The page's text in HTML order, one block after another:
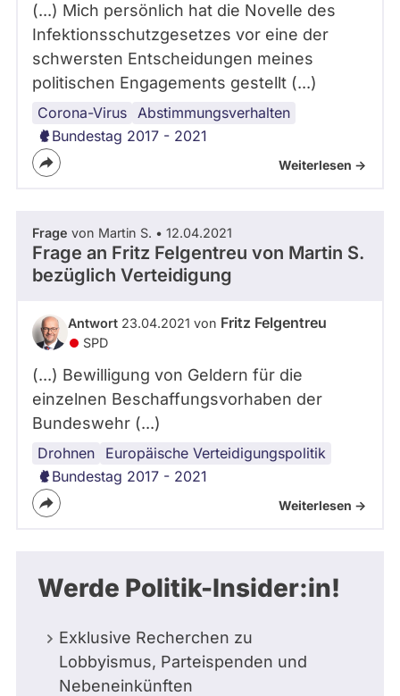
(...) Mich persönlich hat die Novelle des
Infektionsschutzgesetzes vor eine der
schwersten Entscheidungen meines
politischen Engagements gestellt (...)
Corona-Virus Abstimmungsverhalten
Infektionsschutz
Corona-
Maßnahmen
Gesundheitspolitik
Bundesländer
Demokratie
Bundestag 2017 - 2021
Weiterlesen ->
Frage von Martin S. • 12.04.2021
Frage an Fritz Felgentreu von Martin S.
bezüglich Verteidigung
Antwort 23.04.2021 von Fritz Felgentreu
SPD
(...) Bewilligung von Geldern für die
einzelnen Beschaffungsvorhaben der
Bundeswehr (...)
Drohnen Europäische Verteidigungspolitik
Militär
Verteidigungspolitik
Bundeswehr
Bundestag 2017 - 2021
Weiterlesen ->
Werde Politik-Insider:in!
Exklusive Recherchen zu
Lobbyismus, Parteispenden und
Nebeneinkünften